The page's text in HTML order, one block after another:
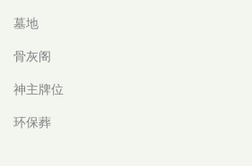
墓地
骨灰阁
神主牌位
环保葬